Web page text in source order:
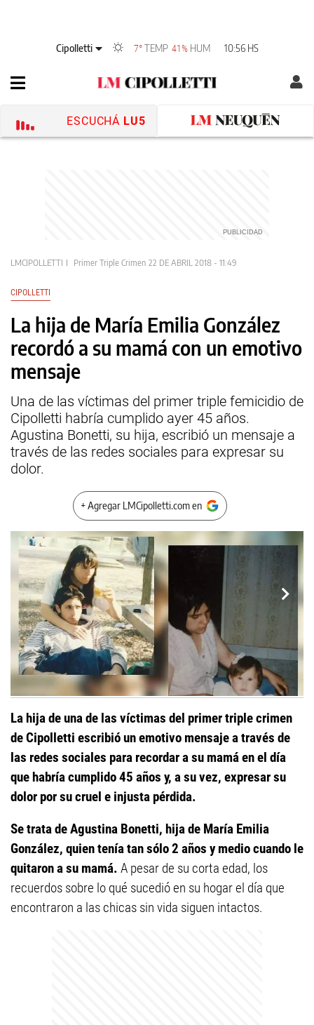
Cipolletti 7° TEMP 41% HUM 10:56 HS
ESCUCHÁ LU5
LMCIPOLLETTI Primer Triple Crimen 22 DE ABRIL 2018 - 11:49
CIPOLLETTI
La hija de María Emilia González
recordó a su mamá con un emotivo
mensaje
Una de las víctimas del primer triple femicidio de
Cipolletti habría cumplido ayer 45 años.
Agustina Bonetti, su hija, escribió un mensaje a
través de las redes sociales para expresar su
dolor.
+ Agregar LMCipolletti.com en
La hija de una de las víctimas del primer triple crimen
de Cipolletti escribió un emotivo mensaje a través de
las redes sociales para recordar a su mamá en el día
que habría cumplido 45 años y, a su vez, expresar su
dolor por su cruel e injusta pérdida.
Se trata de Agustina Bonetti, hija de María Emilia
González, quien tenía tan sólo 2 años y medio cuando le
quitaron a su mamá. A pesar de su corta edad, los
recuerdos sobre lo qué sucedió en su hogar el día que
encontraron a las chicas sin vida siguen intactos.